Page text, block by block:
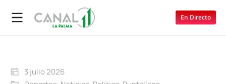
En Directo
3 julio 2026